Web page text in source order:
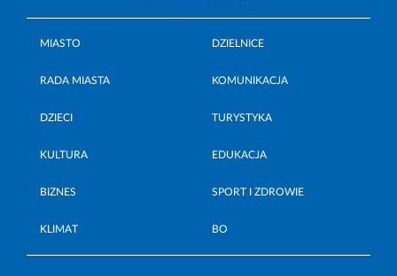
MIASTO DZIELNICE
RADA MIASTA KOMUNIKACJA
DZIECI TURYSTYKA
KULTURA EDUKACJA
BIZNES SPORT I ZDROWIE
KLIMAT BO